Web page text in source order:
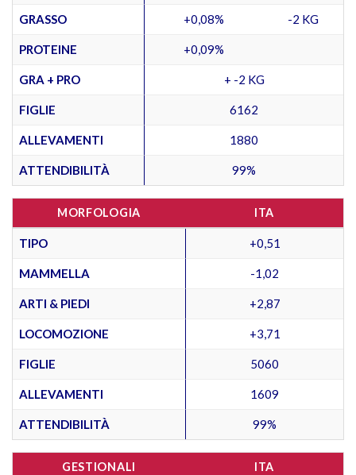
GRASSO +0,08% -2 KG
PROTEINE +0,09%
GRA + PRO + -2 KG
FIGLIE 6162
ALLEVAMENTI 1880
ATTENDIBILITÀ 99%
MORFOLOGIA ITA
TIPO +0,51
MAMMELLA -1,02
ARTI & PIEDI +2,87
LOCOMOZIONE +3,71
FIGLIE 5060
ALLEVAMENTI 1609
ATTENDIBILITÀ 99%
GESTIONALI ITA